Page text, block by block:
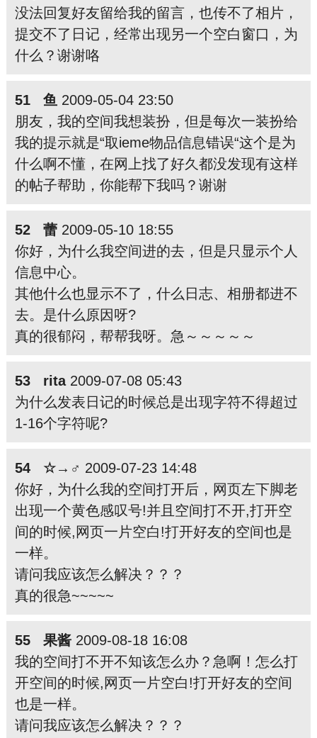
没法回复好友留给我的留言，也传不了相片，
提交不了日记，经常出现另一个空白窗口，为
什么？谢谢咯
51 鱼 2009-05-04 23:50
朋友，我的空间我想装扮，但是每次一装扮给
我的提示就是“取ieme物品信息错误“这个是为
什么啊不懂，在网上找了好久都没发现有这样
的帖子帮助，你能帮下我吗？谢谢
52 蕾2009-05-10 18:55
你好，为什么我空间进的去，但是只显示个人
信息中心。
其他什么也显示不了，什么日志、相册都进不
去。是什么原因呀?
真的很郁闷，帮帮我呀。急～～～～～
53 rita2009-07-08 05:43
为什么发表日记的时候总是出现字符不得超过
1-16个字符呢?
54 ☆→♂ 2009-07-23 14:48
你好，为什么我的空间打开后，网页左下脚老
出现一个黄色感叹号!并且空间打不开,打开空
间的时候,网页一片空白!打开好友的空间也是
一样。
请问我应该怎么解决？？？
真的很急~~~~~
55 果酱2009-08-18 16:08
我的空间打不开不知该怎么办？急啊！怎么打
开空间的时候,网页一片空白!打开好友的空间
也是一样。
请问我应该怎么解决？？？